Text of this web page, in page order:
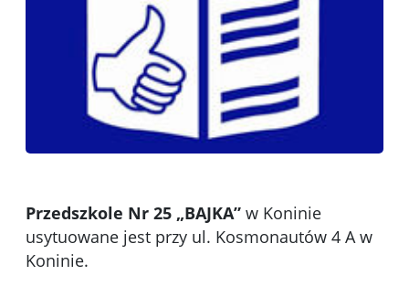
Przedszkole Nr 25 „BAJKA” w Koninie
usytuowane jest przy ul. Kosmonautów 4 A w
Koninie.